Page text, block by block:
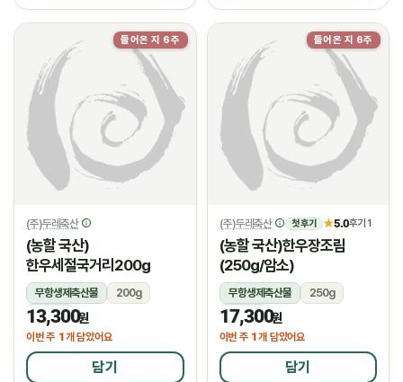
들어온 지 6주
(주)두레축산
(농할 국산)
한우세절국거리200g
무항생제축산물
200g
냉장
13,300원
이번 주 1개 담았어요
담기
들어온 지 6주
(주)두레축산 첫 후기 ★5.0후기 1
(농할 국산)한우장조림
(250g/암소)
무항생제축산물
250g
냉장
17,300원
이번 주 1개 담았어요
담기